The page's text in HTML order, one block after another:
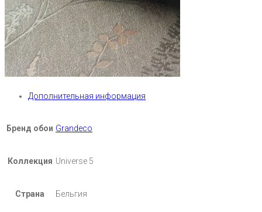
Дополнительная информация
Бренд обои Grandeco
Коллекция Universe 5
Страна Бельгия